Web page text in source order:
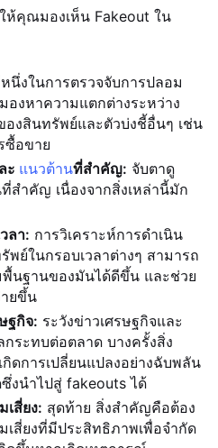
ห้คุณมองเห็น Fakeout ใน
นึ่งในการตรวจจับการปลอม
องหาความแตกต่างระหว่าง
องสินทรัพย์และตัวบ่งชี้อื่นๆ เช่น
ซื้อขาย
ะ แนวต้านที่สำคัญ: จับตาดู
สำคัญ เนื่องจากสิ่งเหล่านี้มัก
ลา: การวิเคราะห์การดำเนิน
ย์ในกรอบเวลาต่างๆ สามารถ
นฐานของมันได้ดีขึ้น และช่วย
ยขึ้น
ฐกิจ: ระวังข่าวเศรษฐกิจและ
ระทบต่อตลาด บางครั้งสิ่ง
ดการเปลี่ยนแปลงอย่างฉับพลัน
งนำไปสู่ fakeouts ได้
สี่ยง: สุดท้าย สิ่งสำคัญคือต้อง
เสี่ยงที่มีประสิทธิภาพเพื่อจำกัด